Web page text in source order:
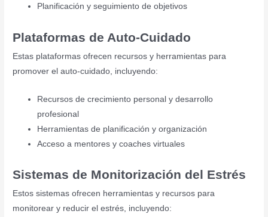
Planificación y seguimiento de objetivos
Plataformas de Auto-Cuidado
Estas plataformas ofrecen recursos y herramientas para
promover el auto-cuidado, incluyendo:
Recursos de crecimiento personal y desarrollo
profesional
Herramientas de planificación y organización
Acceso a mentores y coaches virtuales
Sistemas de Monitorización del Estrés
Estos sistemas ofrecen herramientas y recursos para
monitorear y reducir el estrés, incluyendo: